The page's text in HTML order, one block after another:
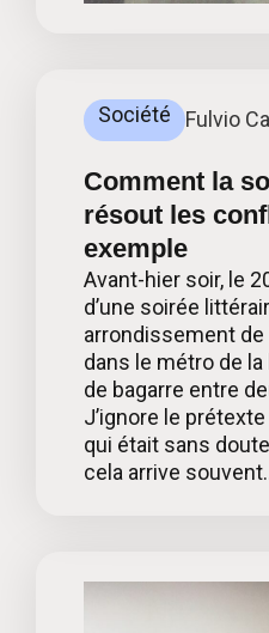
Société Fulvio
Comment la
résout les
exemple
Avant-hier soir, le
d’une soirée
arrondissement de
dans le métro de
de bagarre entre
J’ignore le
qui était sans
cela arrive